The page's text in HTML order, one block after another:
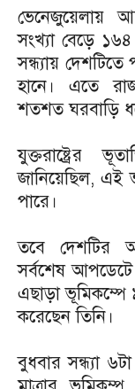
ভেনেজুয়েলায়
সংখ্যা বেড়ে
সন্ধ্যায়
হানে। এতে
শতশত ঘরবাড়ি
যুক্তরাষ্ট্রের
জানিয়েছিল, এই
পারে।
তবে দেশটির
সর্বশেষ
এছাড়া
করেছেন তিনি।
বুধবার সন্ধ্যা